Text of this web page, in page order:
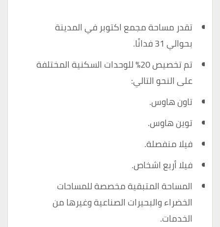
تقدر مساحة مجمع اكتوبر في المدينة
بحوالي 31 فدانًا.
تم تخصيص 20٪ للوحدات السكنية المختلفة
على النحو التالي:
تاون هاوس.
توين هاوس.
فيلا منفصلة.
فيلا أربع اشخاص.
المساحة المتبقية مخصصة للمساحات
الخضراء والبحيرات الصناعية وغيرها من
الخدمات.